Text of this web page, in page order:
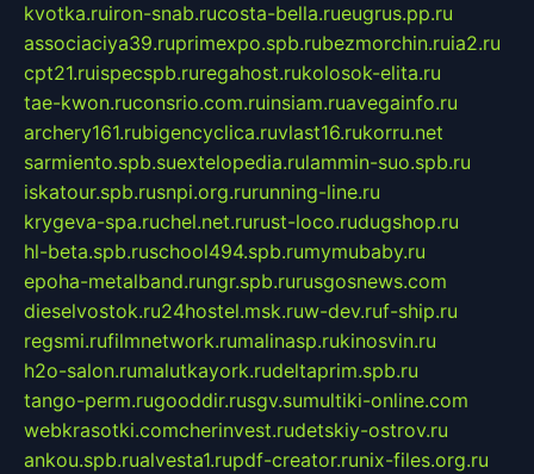
kvotka.ruiron-snab.rucosta-bella.rueugrus.pp.ru
associaciya39.ruprimexpo.spb.rubezmorchin.ruia2.ru
cpt21.ruispecspb.ruregahost.rukolosok-elita.ru
tae-kwon.ruconsrio.com.ruinsiam.ruavegainfo.ru
archery161.rubigencyclica.ruvlast16.rukorru.net
sarmiento.spb.suextelopedia.rulammin-suo.spb.ru
iskatour.spb.rusnpi.org.rurunning-line.ru
krygeva-spa.ruchel.net.rurust-loco.rudugshop.ru
hl-beta.spb.ruschool494.spb.rumymubaby.ru
epoha-metalband.rungr.spb.rurusgosnews.com
dieselvostok.ru24hostel.msk.ruw-dev.ruf-ship.ru
regsmi.rufilmnetwork.rumalinasp.rukinosvin.ru
h2o-salon.rumalutkayork.rudeltaprim.spb.ru
tango-perm.rugooddir.rusgv.sumultiki-online.com
webkrasotki.comcherinvest.rudetskiy-ostrov.ru
ankou.spb.rualvesta1.rupdf-creator.runix-files.org.ru